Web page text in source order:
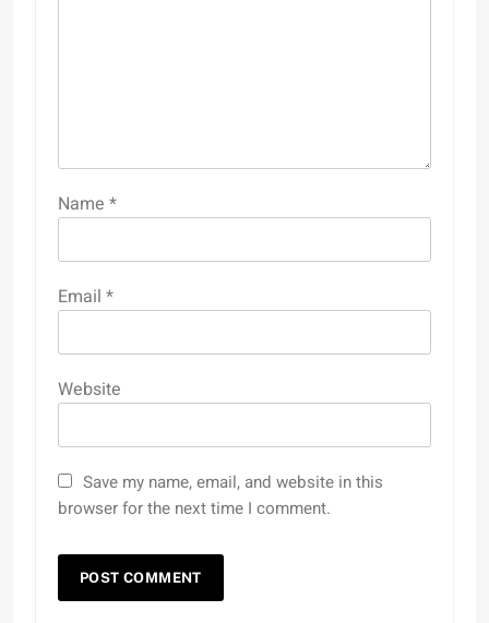
Name *
Email *
Website
Save my name, email, and website in this
browser for the next time I comment.